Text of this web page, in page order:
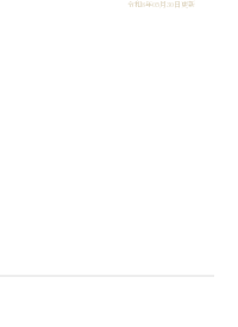
令和8年05月30日更新